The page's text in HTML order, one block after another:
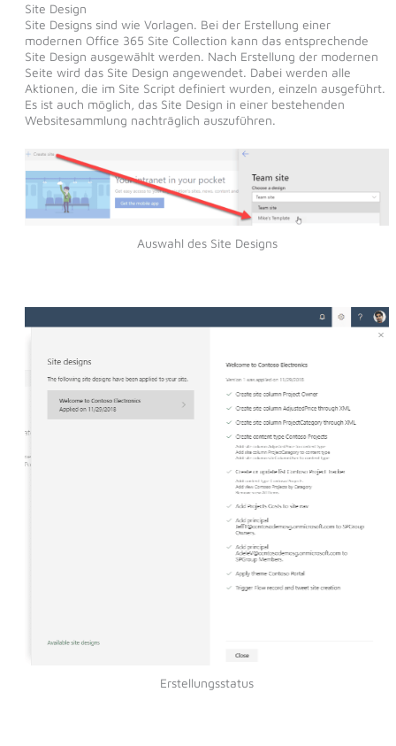
Site Design
Site Designs sind wie Vorlagen. Bei der Erstellung einer
modernen Office 365 Site Collection kann das entsprechende
Site Design ausgewählt werden. Nach Erstellung der modernen
Seite wird das Site Design angewendet. Dabei werden alle
Aktionen, die im Site Script definiert wurden, einzeln ausgeführt.
Es ist auch möglich, das Site Design in einer bestehenden
Websitesammlung nachträglich auszuführen.
Auswahl des Site Designs
Erstellungsstatus